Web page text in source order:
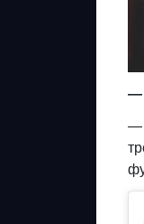
—
—